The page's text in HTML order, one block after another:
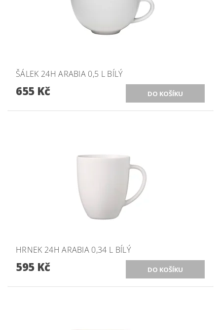
ŠÁLEK 24H ARABIA 0,5 L BÍLÝ
655 Kč
HRNEK 24H ARABIA 0,34 L BÍLÝ
595 Kč